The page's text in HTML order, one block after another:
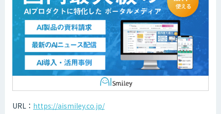
URL： https://aismiley.co.jp/